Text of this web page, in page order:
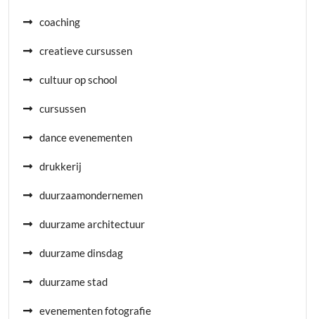
coaching
creatieve cursussen
cultuur op school
cursussen
dance evenementen
drukkerij
duurzaamondernemen
duurzame architectuur
duurzame dinsdag
duurzame stad
evenementen fotografie